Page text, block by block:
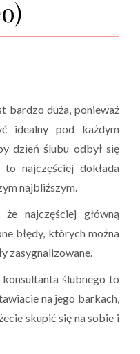
bardzo duża, ponieważ
idealny pod każdym
dzień ślubu odbył się
najczęściej dokłada
najbliższym.
najczęściej główną
błędy, których można
zasygnalizowane.
ślubnego to
na jego barkach,
skupić się na sobie i